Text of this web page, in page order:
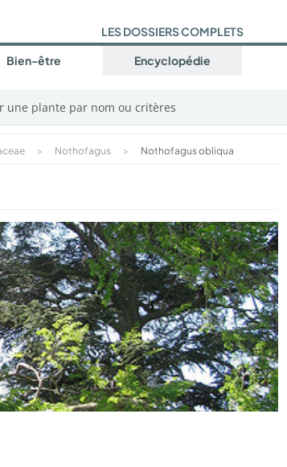
LES DOSSIERS COMPLETS
Bien-être Encyclopédie
une plante par nom ou critères
> Nothofagus > Nothofagus obliqua